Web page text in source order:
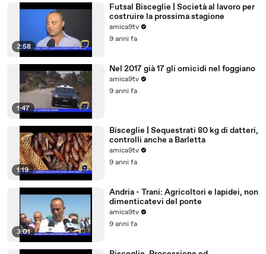
2:58
Futsal Bisceglie | Società al lavoro per
costruire la prossima stagione
amica9tv
9 anni fa
1:47
Nel 2017 già 17 gli omicidi nel foggiano
amica9tv
9 anni fa
1:19
Bisceglie | Sequestrati 80 kg di datteri,
controlli anche a Barletta
amica9tv
9 anni fa
3:01
Andria - Trani: Agricoltori e lapidei, non
dimenticatevi del ponte
amica9tv
9 anni fa